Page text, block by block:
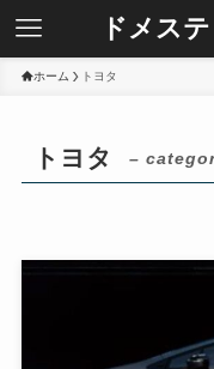
ドメス
ホーム トヨタ
トヨタ –